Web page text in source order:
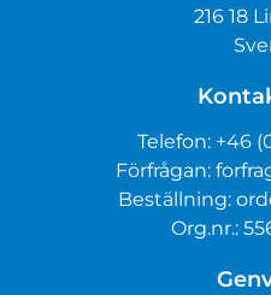
216 18
Telefon: +46
Förfrågan:
Beställning:
Org.nr.: